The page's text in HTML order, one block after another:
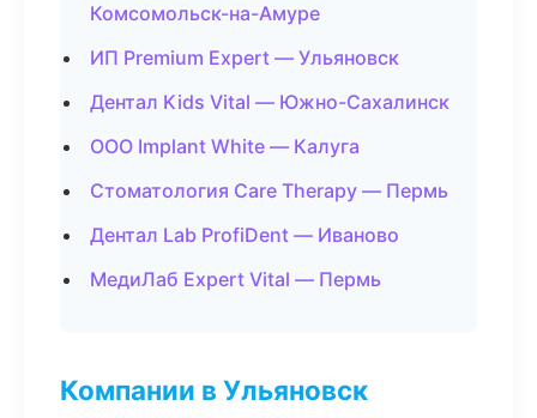
Комсомольск-на-Амуре
ИП Premium Expert — Ульяновск
Дентал Kids Vital — Южно-Сахалинск
ООО Implant White — Калуга
Стоматология Care Therapy — Пермь
Дентал Lab ProfiDent — Иваново
МедиЛаб Expert Vital — Пермь
Компании в Ульяновск